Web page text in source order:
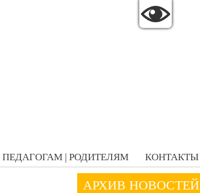
ПЕДАГОГАМ | РОДИТЕЛЯМ КОНТАКТЫ
АРХИВ НОВОСТЕЙ